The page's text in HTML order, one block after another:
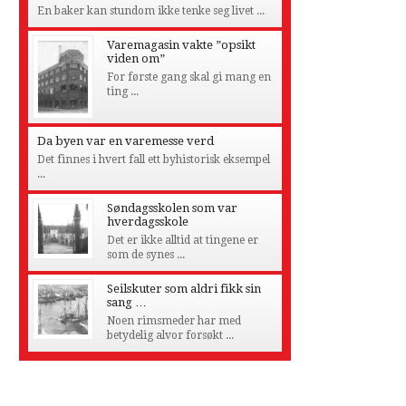
En baker kan stundom ikke tenke seg livet ...
Varemagasin vakte ”opsikt
viden om”
For første gang skal gi mang en
ting ...
Da byen var en varemesse verd
Det finnes i hvert fall ett byhistorisk eksempel
...
Søndagsskolen som var
hverdagsskole
Det er ikke alltid at tingene er
som de synes ...
Seilskuter som aldri fikk sin
sang …
Noen rimsmeder har med
betydelig alvor forsøkt ...